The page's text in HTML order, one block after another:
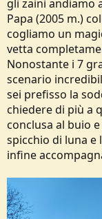
gli zaini andiamo
Papa (2005 m.)
cogliamo un
vetta
Nonostante i 7
scenario
sei prefisso la
chiedere di più a
conclusa al buio
spicchio di luna e
infine